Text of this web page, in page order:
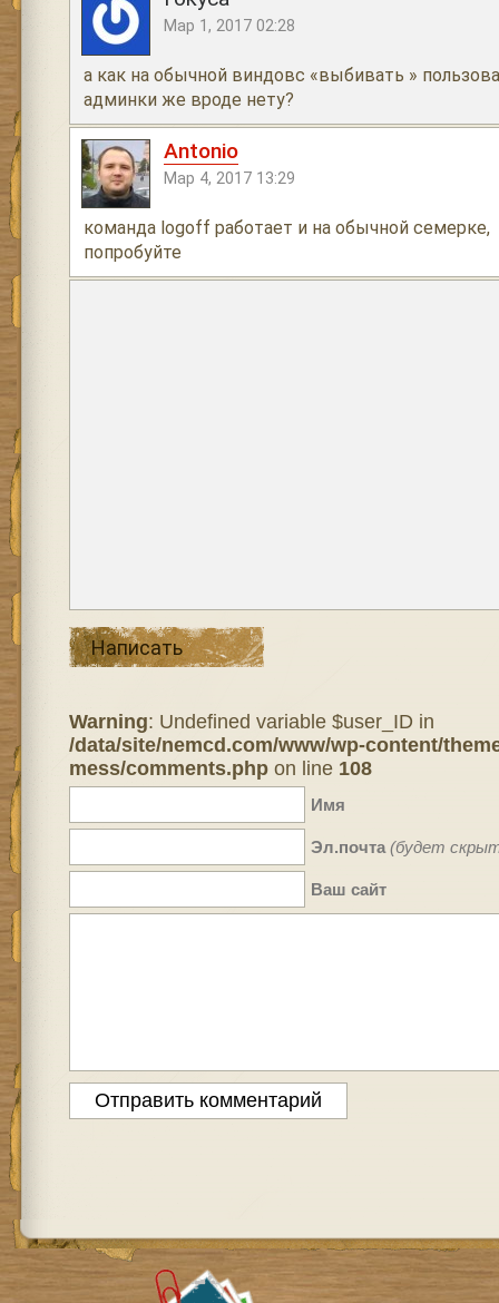
Мар 1, 2017 02:28
а как на обычной виндовс «выбивать »
админки же вроде нету?
Antonio
Мар 4, 2017 13:29
команда logoff работает и на обычной семерке,
попробуйте
Написать
Warning: Undefined variable $user_ID in
/data/site/nemcd.com/www/wp-content/
mess/comments.phpon line 108
Имя
Эл.почта (будет
Ваш сайт